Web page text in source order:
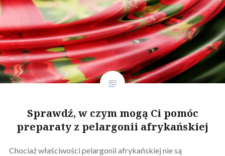
Sprawdź, w czym mogą Ci pomóc
preparaty z pelargonii afrykańskiej
Chociaż właściwości pelargonii afrykańskiej nie są